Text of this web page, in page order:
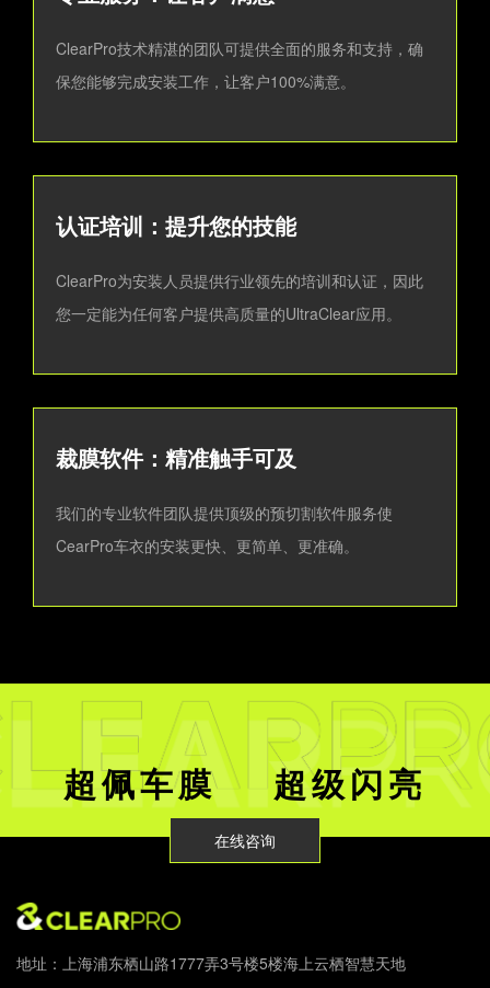
ClearPro技术精湛的团队可提供全面的服务和支持，确
保您能够完成安装工作，让客户100%满意。
认证培训：提升您的技能
ClearPro为安装人员提供行业领先的培训和认证，因此
您一定能为任何客户提供高质量的UltraClear应用。
裁膜软件：精准触手可及
我们的专业软件团队提供顶级的预切割软件服务使
CearPro车衣的安装更快、更简单、更准确。
超佩车膜 超级闪亮
在线咨询
地址：上海浦东栖山路1777弄3号楼5楼海上云栖智慧天地